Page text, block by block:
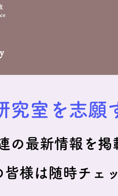
究室を志願
の最新情報を掲
皆様は随時チェ